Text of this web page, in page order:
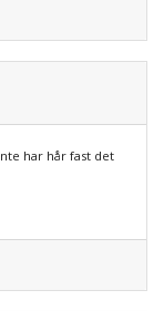
har hår fast det